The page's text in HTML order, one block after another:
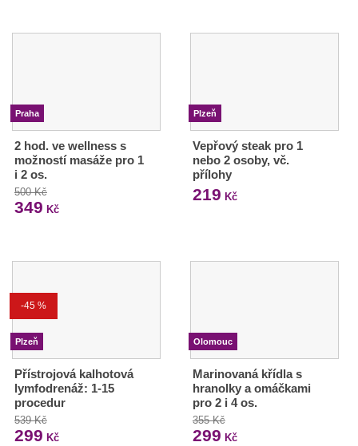
Praha
2 hod. ve wellness s
možností masáže pro 1
i 2 os.
500 Kč
349 Kč
Plzeň
Vepřový steak pro 1
nebo 2 osoby, vč.
přílohy
219 Kč
-45 %
Plzeň
Přístrojová kalhotová
lymfodrenáž: 1-15
procedur
539 Kč
299 Kč
Olomouc
Marinovaná křídla s
hranolky a omáčkami
pro 2 i 4 os.
355 Kč
299 Kč